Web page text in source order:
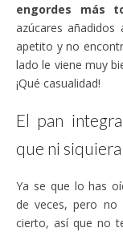
engordes más
azúcares
apetito y no
lado le viene muy
¡Qué casualidad!
El pan
que ni
Ya se que lo has
de veces, pero no
cierto, así que no